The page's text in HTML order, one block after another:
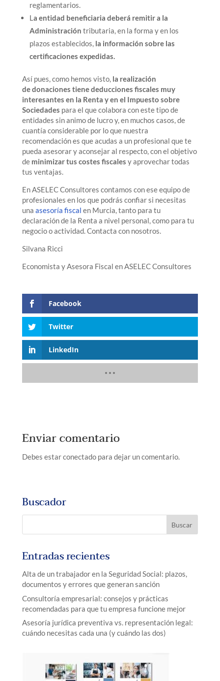
reglamentarios.
La entidad beneficiaria deberá remitir a la
Administración tributaria, en la forma y en los
plazos establecidos, la información sobre las
certificaciones expedidas.
Así pues, como hemos visto, la realización
de donaciones tiene deducciones fiscales muy
interesantes en la Renta y en el Impuesto sobre
Sociedades para el que colabora con este tipo de
entidades sin animo de lucro y, en muchos casos, de
cuantía considerable por lo que nuestra
recomendación es que acudas a un profesional que te
pueda asesorar y aconsejar al respecto, con el objetivo
de minimizar tus costes fiscales y aprovechar todas
tus ventajas.
En ASELEC Consultores contamos con ese equipo de
profesionales en los que podrás confiar si necesitas
una asesoría fiscal en Murcia, tanto para tu
declaración de la Renta a nivel personal, como para tu
negocio o actividad. Contacta con nosotros.
Silvana Ricci
Economista y Asesora Fiscal en ASELEC Consultores
Facebook
Twitter
LinkedIn
Enviar comentario
Debes estar conectado para dejar un comentario.
Buscador
Entradas recientes
Alta de un trabajador en la Seguridad Social: plazos,
documentos y errores que generan sanción
Consultoría empresarial: consejos y prácticas
recomendadas para que tu empresa funcione mejor
Asesoría jurídica preventiva vs. representación legal:
cuándo necesitas cada una (y cuándo las dos)